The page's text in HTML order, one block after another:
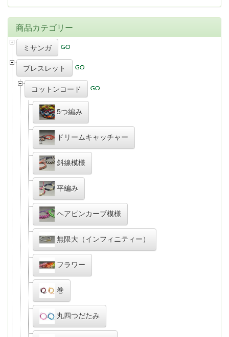
商品カテゴリー
ミサンガ
ブレスレット
コットンコード
5つ編み
ドリームキャッチャー
斜線模様
平編み
ヘアピンカーブ模様
無限大（インフィニティー）
フラワー
巻
丸四つだたみ